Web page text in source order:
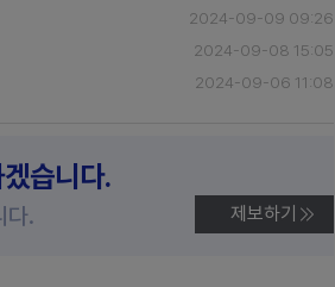
2024-09-09 09:26
2024-09-08 15:05
2024-09-06 11:08
습니다.
다. 제보하기